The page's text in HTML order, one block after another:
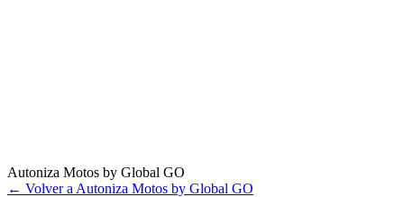
Autoniza Motos by Global GO
← Volver a Autoniza Motos by Global GO